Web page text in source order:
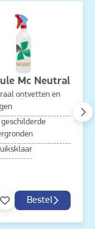
Mc Neutral
ontvetten en
Bestel